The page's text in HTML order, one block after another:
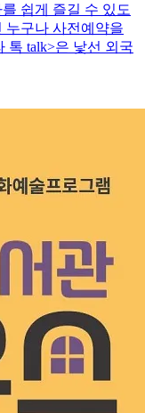
쉽게 즐길 수 있도
누구나 사전예약을
톡 talk>은 낯선 외국